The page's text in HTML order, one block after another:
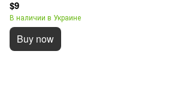
$9
В наличии в Украине
Buy now